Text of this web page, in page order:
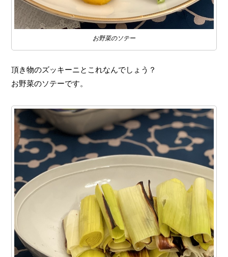
お野菜のソテー
頂き物のズッキーニとこれなんでしょう？
お野菜のソテーです。